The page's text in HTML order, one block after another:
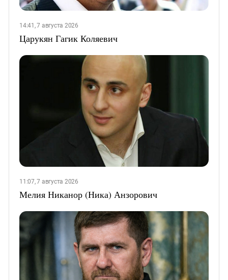
14:41, 7 августа 2026
Царукян Гагик Коляевич
11:07, 7 августа 2026
Мелия Никанор (Ника) Анзорович